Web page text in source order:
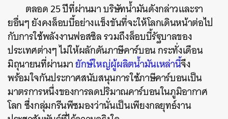
ตลอด 25 ปีที่ผ่านมา บริษัทน้ำมันดังกล่าวและรา
ยอื่นๆ ยังคงล็อบบี้อย่างแข็งขันที่จะให้โลกเดินหน้าต่อไป
กับการใช้พลังงานฟอสซิล รวมถึงล็อบบี้รัฐบาลของ
ประเทศต่างๆ ไม่ให้ผลักดันภาษีคาร์บอน กระทั่งเดือน
มิถุนายนที่ผ่านมายักษ์ใหญ่ผู้ผลิตน้ำมันเหล่านี้จึง
พร้อมใจกันประกาศสนับสนุนการใช้ภาษีคาร์บอนเป็น
มาตรการหนึ่งของการลดปริมาณคาร์บอนในภูมิอากาศ
โลก ซึ่งกลุ่มกรีนพีซมองว่านั่นเป็นเพียงกลยุทธ์งาน